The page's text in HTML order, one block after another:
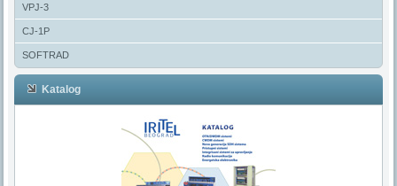
VPJ-3
CJ-1P
SOFTRAD
Katalog